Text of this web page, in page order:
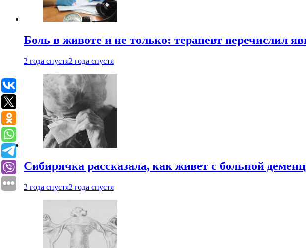
Боль в животе и не только: терапевт перечислил
2 года спустя2 года спустя
Сибирячка рассказала, как живет с больной
2 года спустя2 года спустя